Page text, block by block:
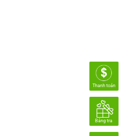
Thanh toán
Bảng tra